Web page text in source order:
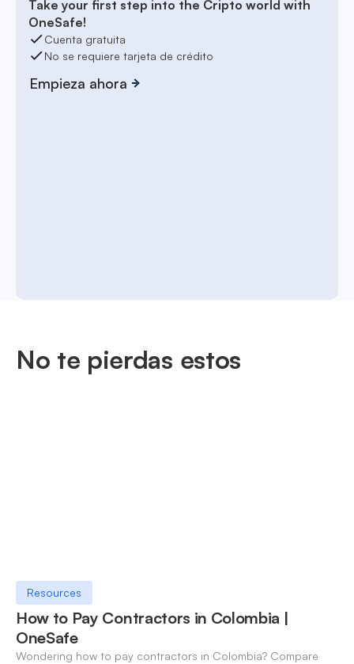
Take your first step into the Cripto world with
OneSafe!
Cuenta gratuita
No se requiere tarjeta de crédito
Empieza ahora
No te pierdas estos
Resources
How to Pay Contractors in Colombia |
OneSafe
Wondering how to pay contractors in Colombia? Compare